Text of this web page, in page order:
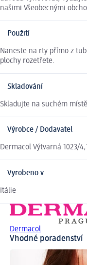
našimi Všeobecnými
Použití
Naneste na rty přímo z
plochy rozetřete.
Skladování
Skladujte na suchém
Výrobce / Dodavatel
Dermacol Výtvarná 1023/
Vyrobeno v
Itálie
Dermacol
Vhodné poradenství